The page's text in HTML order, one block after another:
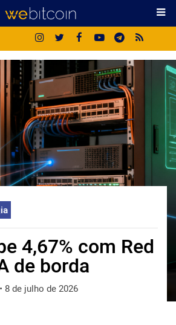
4,67% com Red
de borda
• 8 de julho de 2026